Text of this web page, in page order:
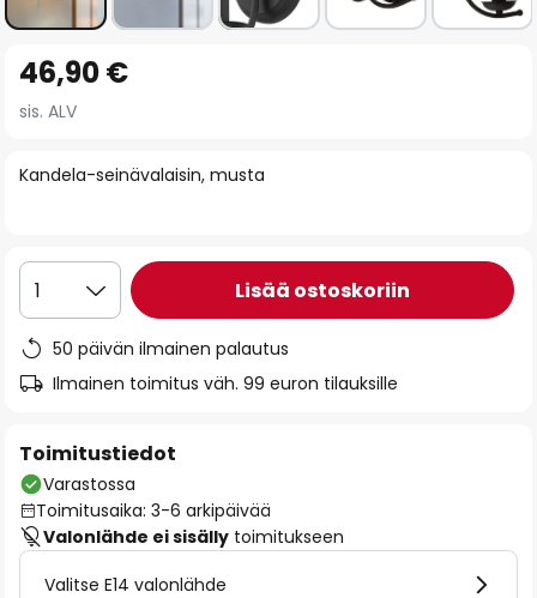
to
the
of
gallery
Kandela-seinävalaisin, musta
46,90 €
sis. ALV
1 Lisää ostoskoriin
50 päivän ilmainen palautus
Ilmainen toimitus väh. 99 euron tilauksille
Toimitustiedot
Varastossa
Toimitusaika: 3-6 arkipäivää
Valonlähde ei sisälly toimitukseen
Valitse E14 valonlähde